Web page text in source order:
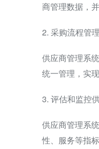
商管理数据，
2. 采购流程管理
供应商管理系
统一管理，实
3. 评估和监控
供应商管理系
性、服务等指